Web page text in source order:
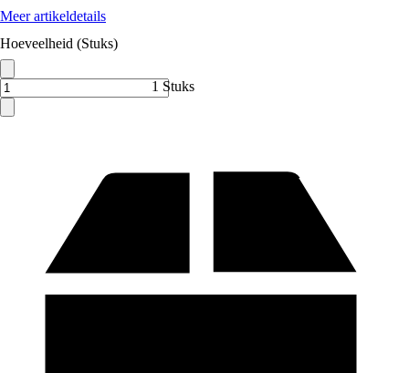
Meer artikeldetails
Hoeveelheid (Stuks)
1 Stuks